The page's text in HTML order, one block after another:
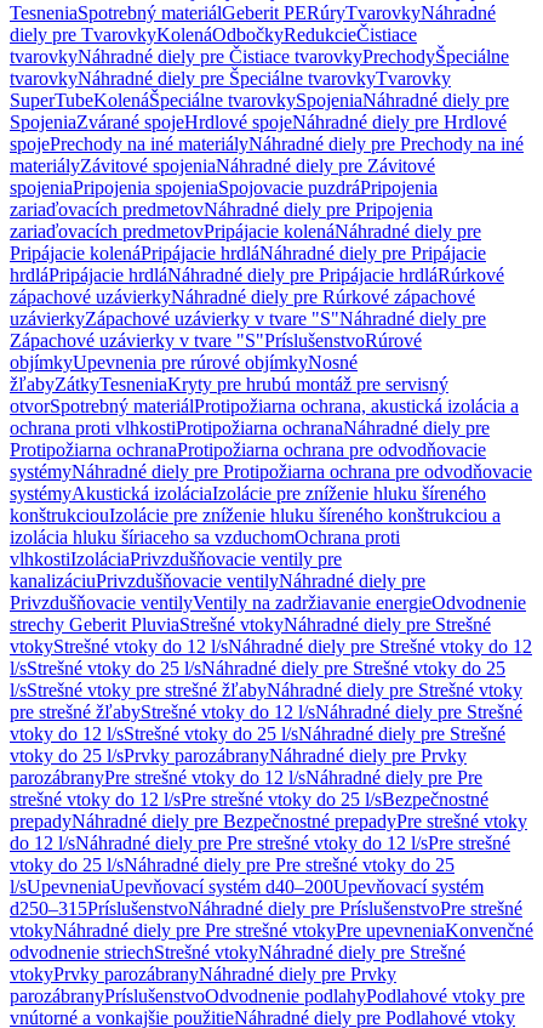
TesneniaSpotrebný materiálGeberit PERúryTvarovkyNáhradné
diely pre TvarovkyKolenáOdbočkyRedukcieČistiace
tvarovkyNáhradné diely pre Čistiace tvarovkyPrechodyŠpeciálne
tvarovkyNáhradné diely pre Špeciálne tvarovkyTvarovky
SuperTubeKolenáŠpeciálne tvarovkySpojeniaNáhradné diely pre
SpojeniaZvárané spojeHrdlové spojeNáhradné diely pre Hrdlové
spojePrechody na iné materiályNáhradné diely pre Prechody na iné
materiályZávitové spojeniaNáhradné diely pre Závitové
spojeniaPripojenia spojeniaSpojovacie puzdráPripojenia
zariaďovacích predmetovNáhradné diely pre Pripojenia
zariaďovacích predmetovPripájacie kolenáNáhradné diely pre
Pripájacie kolenáPripájacie hrdláNáhradné diely pre Pripájacie
hrdláPripájacie hrdláNáhradné diely pre Pripájacie hrdláRúrkové
zápachové uzávierkyNáhradné diely pre Rúrkové zápachové
uzávierkyZápachové uzávierky v tvare "S"Náhradné diely pre
Zápachové uzávierky v tvare "S"PríslušenstvoRúrové
objímkyUpevnenia pre rúrové objímkyNosné
žľabyZátkyTesneniaKryty pre hrubú montáž pre servisný
otvorSpotrebný materiálProtipožiarna ochrana, akustická izolácia a
ochrana proti vlhkostiProtipožiarna ochranaNáhradné diely pre
Protipožiarna ochranaProtipožiarna ochrana pre odvodňovacie
systémyNáhradné diely pre Protipožiarna ochrana pre odvodňovacie
systémyAkustická izoláciaIzolácie pre zníženie hluku šíreného
konštrukciouIzolácie pre zníženie hluku šíreného konštrukciou a
izolácia hluku šíriaceho sa vzduchomOchrana proti
vlhkostiIzoláciaPrivzdušňovacie ventily pre
kanalizáciuPrivzdušňovacie ventilyNáhradné diely pre
Privzdušňovacie ventilyVentily na zadržiavanie energieOdvodnenie
strechy Geberit PluviaStrešné vtokyNáhradné diely pre Strešné
vtokyStrešné vtoky do 12 l/sNáhradné diely pre Strešné vtoky do 12
l/sStrešné vtoky do 25 l/sNáhradné diely pre Strešné vtoky do 25
l/sStrešné vtoky pre strešné žľabyNáhradné diely pre Strešné vtoky
pre strešné žľabyStrešné vtoky do 12 l/sNáhradné diely pre Strešné
vtoky do 12 l/sStrešné vtoky do 25 l/sNáhradné diely pre Strešné
vtoky do 25 l/sPrvky parozábranyNáhradné diely pre Prvky
parozábranyPre strešné vtoky do 12 l/sNáhradné diely pre Pre
strešné vtoky do 12 l/sPre strešné vtoky do 25 l/sBezpečnostné
prepadyNáhradné diely pre Bezpečnostné prepadyPre strešné vtoky
do 12 l/sNáhradné diely pre Pre strešné vtoky do 12 l/sPre strešné
vtoky do 25 l/sNáhradné diely pre Pre strešné vtoky do 25
l/sUpevneniaUpevňovací systém d40–200Upevňovací systém
d250–315PríslušenstvoNáhradné diely pre PríslušenstvoPre strešné
vtokyNáhradné diely pre Pre strešné vtokyPre upevneniaKonvenčné
odvodnenie striechStrešné vtokyNáhradné diely pre Strešné
vtokyPrvky parozábranyNáhradné diely pre Prvky
parozábranyPríslušenstvoOdvodnenie podlahyPodlahové vtoky pre
vnútorné a vonkajšie použitieNáhradné diely pre Podlahové vtoky